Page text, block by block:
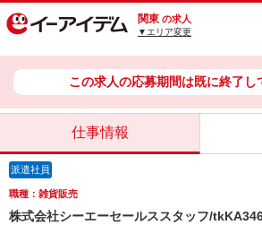
関東 の求人
▼エリア変更
この求人の応募期間は既に終了し
仕事情報
派遣社員
職種：雑貨販売
株式会社シーエーセールススタッフ/